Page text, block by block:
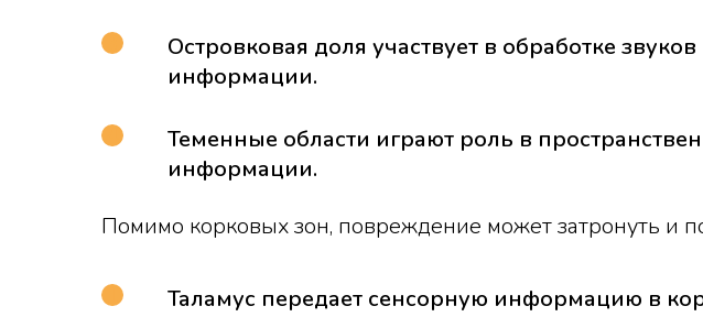
Островковая доля участвует в обработке
информации.
Теменные области играют роль в
информации.
Помимо корковых зон, повреждение может затронуть и
Таламус передает сенсорную информацию в